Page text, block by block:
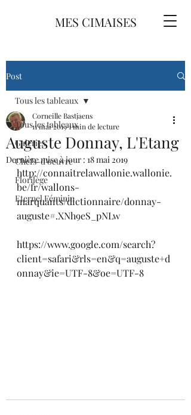
MES CIMAISES
Post
Tous les tableaux
Galeries
Chefs-d'oeuvre
Florilège
Eternel Féminin
Tous les tableaux
Auguste Donnay, L'Etang
Corneille Bastjaens
11 mai 20191 min de lecture
Dernière mise à jour : 18 mai 2019
http://connaitrelawallonie.wallonie.
be/fr/wallons-
marquants/dictionnaire/donnay-
auguste#.XNh9eS_pNLw
https://www.google.com/search?
client=safari&rls=en&q=auguste+d
onnay&ie=UTF-8&oe=UTF-8